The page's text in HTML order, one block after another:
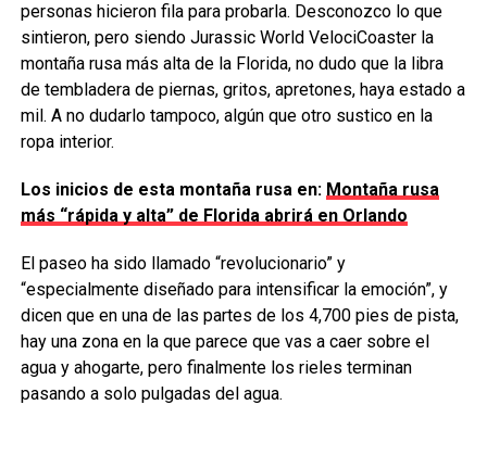
personas hicieron fila para probarla. Desconozco lo que
sintieron, pero siendo Jurassic World VelociCoaster la
montaña rusa más alta de la Florida, no dudo que la libra
de tembladera de piernas, gritos, apretones, haya estado a
mil. A no dudarlo tampoco, algún que otro sustico en la
ropa interior.
Los inicios de esta montaña rusa en: Montaña rusa
más “rápida y alta” de Florida abrirá en Orlando
El paseo ha sido llamado “revolucionario” y
“especialmente diseñado para intensificar la emoción”, y
dicen que en una de las partes de los 4,700 pies de pista,
hay una zona en la que parece que vas a caer sobre el
agua y ahogarte, pero finalmente los rieles terminan
pasando a solo pulgadas del agua.